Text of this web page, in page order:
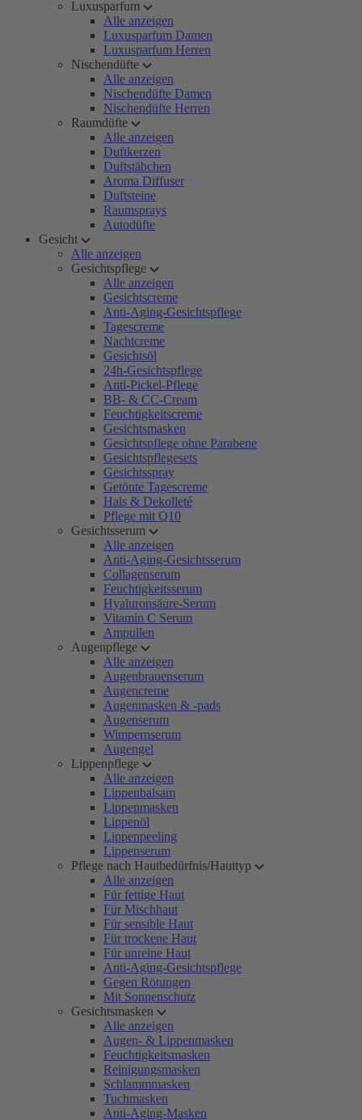
Luxusparfum
Alle anzeigen
Luxusparfum Damen
Luxusparfum Herren
Nischendüfte
Alle anzeigen
Nischendüfte Damen
Nischendüfte Herren
Raumdüfte
Alle anzeigen
Duftkerzen
Duftstäbchen
Aroma Diffuser
Duftsteine
Raumsprays
Autodüfte
Gesicht
Alle anzeigen
Gesichtspflege
Alle anzeigen
Gesichtscreme
Anti-Aging-Gesichtspflege
Tagescreme
Nachtcreme
Gesichtsöl
24h-Gesichtspflege
Anti-Pickel-Pflege
BB- & CC-Cream
Feuchtigkeitscreme
Gesichtsmasken
Gesichtspflege ohne Parabene
Gesichtspflegesets
Gesichtsspray
Getönte Tagescreme
Hals & Dekolleté
Pflege mit Q10
Gesichtsserum
Alle anzeigen
Anti-Aging-Gesichtsserum
Collagenserum
Feuchtigkeitsserum
Hyaluronsäure-Serum
Vitamin C Serum
Ampullen
Augenpflege
Alle anzeigen
Augenbrauenserum
Augencreme
Augenmasken & -pads
Augenserum
Wimpernserum
Augengel
Lippenpflege
Alle anzeigen
Lippenbalsam
Lippenmasken
Lippenöl
Lippenpeeling
Lippenserum
Pflege nach Hautbedürfnis/Hauttyp
Alle anzeigen
Für fettige Haut
Für Mischhaut
Für sensible Haut
Für trockene Haut
Für unreine Haut
Anti-Aging-Gesichtspflege
Gegen Rötungen
Mit Sonnenschutz
Gesichtsmasken
Alle anzeigen
Augen- & Lippenmasken
Feuchtigkeitsmasken
Reinigungsmasken
Schlammmasken
Tuchmasken
Anti-Aging-Masken